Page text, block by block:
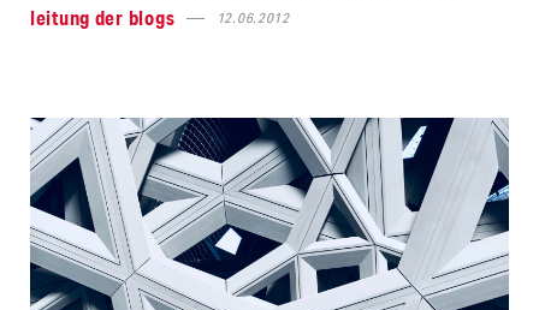
leitung der blogs
12.06.2012